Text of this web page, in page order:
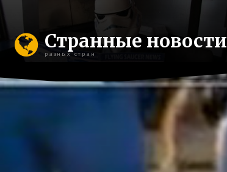
Странные новости
разных стран